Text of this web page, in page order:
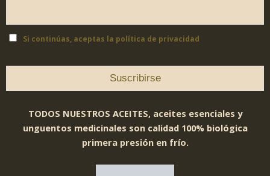
Si continúas, aceptas la política de privacidad
TODOS NUESTROS ACEITES, aceites esenciales y
unguentos medicinales son calidad 100% biológica
primera presión en frío.